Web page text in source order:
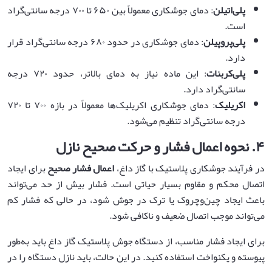
پلی‌اتیلن
: دمای جوشکاری معمولاً بین ۶۵۰ تا ۷۰۰ درجه سانتی‌گراد
است.
پلی‌پروپیلن
: دمای جوشکاری در حدود ۶۸۰ درجه سانتی‌گراد قرار
دارد.
پلی‌کربنات
: این ماده نیاز به دمای بالاتر، حدود ۷۲۰ درجه
سانتی‌گراد دارد.
اکریلیک
: دمای جوشکاری اکریلیک‌ها معمولاً در بازه ۷۰۰ تا ۷۲۰
درجه سانتی‌گراد تنظیم می‌شود.
۴.نحوه اعمال فشار و حرکت صحیح نازل
در فرآیند جوشکاری پلاستیک با گاز داغ،اعمال فشار صحیحبرای ایجاد
اتصال محکم و مقاوم بسیار حیاتی است. فشار بیش از حد می‌تواند
باعث ایجاد چین‌وچروک یا ترک در جوش شود، در حالی که فشار کم
می‌تواند موجب اتصال ضعیف و ناکافی شود.
برای ایجاد فشار مناسب، از دستگاه جوش پلاستیک گاز داغ باید به‌طور
پیوسته و یکنواخت استفاده کنید. در این حالت، باید نازل دستگاه را در